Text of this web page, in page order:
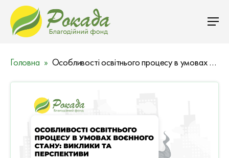
Головна Особливості освітнього процесу в умовах воєнного стану: виклики та перспективи